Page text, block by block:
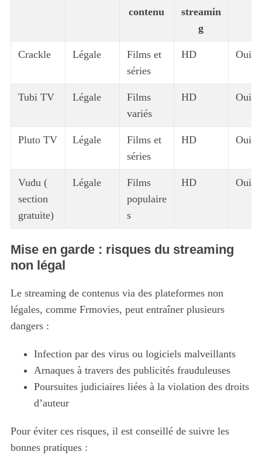
contenu
streamin
g
Crackle Légale
Films et
séries
HD Oui
Tubi TV Légale
Films
variés
HD Oui
Pluto TV Légale
Films et
séries
HD Oui
Vudu (
section
gratuite)
Légale
Films
populaire
s
HD Oui
Mise en garde : risques du streaming
non légal
Le streaming de contenus via des plateformes non
légales, comme Frmovies, peut entraîner plusieurs
dangers :
Infection par des virus ou logiciels malveillants
Arnaques à travers des publicités frauduleuses
Poursuites judiciaires liées à la violation des droits
d’auteur
Pour éviter ces risques, il est conseillé de suivre les
bonnes pratiques :